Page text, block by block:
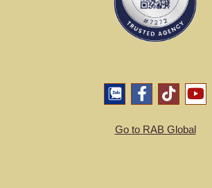
Go to RAB Global